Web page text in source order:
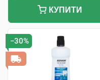
КУПИТИ
−30%